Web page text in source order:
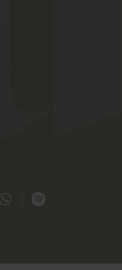
Whatsapp
Spotify